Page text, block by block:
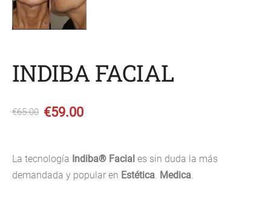
INDIBA FACIAL
€65.00 €59.00
La tecnología Indiba® Facial es sin duda la más
demandada y popular en Estética Medica